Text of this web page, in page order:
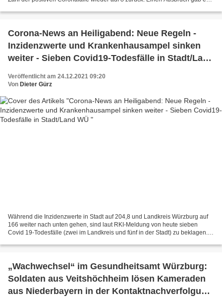
Corona-News an Heiligabend: Neue Regeln -
Inzidenzwerte und Krankenhausampel sinken
weiter - Sieben Covid19-Todesfälle in Stadt/Land
Veröffentlicht am 24.12.2021 09:20
Von Dieter Gürz
Während die Inzidenzwerte in Stadt auf 204,8 und Landkreis Würzburg auf
166 weiter nach unten gehen, sind laut RKI-Meldung von heute sieben
Covid 19-Todesfälle (zwei im Landkreis und fünf in der Stadt) zu beklagen.
„Wachwechsel“ im Gesundheitsamt Würzburg:
Soldaten aus Veitshöchheim lösen Kameraden
aus Niederbayern in der Kontaktnachverfolgung